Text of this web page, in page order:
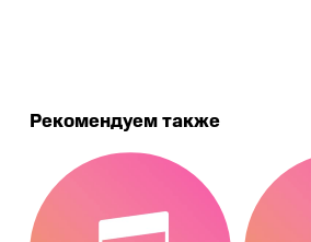
Рекомендуем также